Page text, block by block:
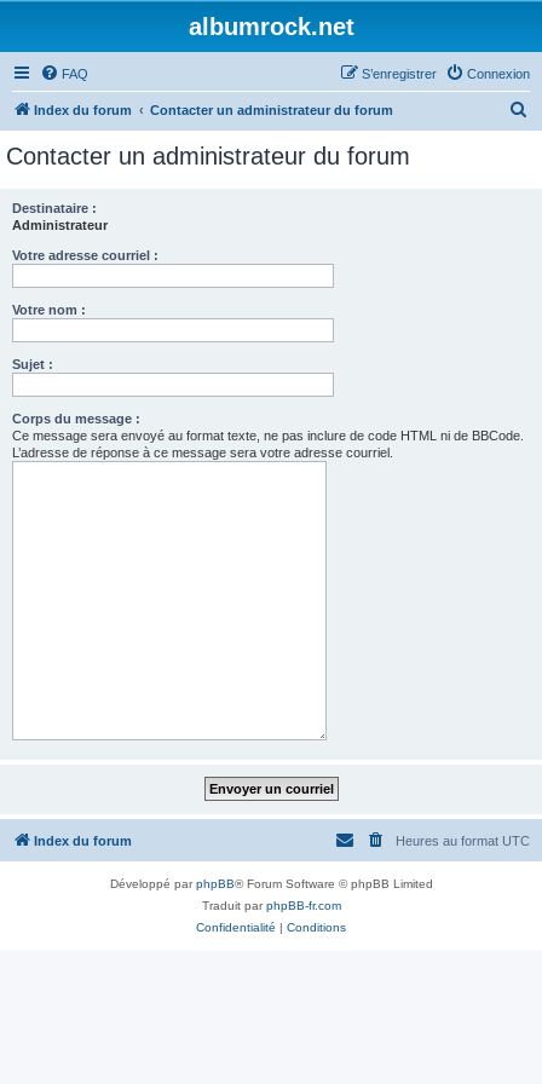
albumrock.net
FAQ Connexion
S’enregistrer
Index du forum Contacter un administrateur du forum
Contacter un administrateur du forum
Destinataire :
Administrateur
Votre adresse courriel :
Votre nom :
Sujet :
Corps du message :
Ce message sera envoyé au format texte, ne pas inclure de code HTML ni de BBCode.
L’adresse de réponse à ce message sera votre adresse courriel.
Index du forum Heures au format UTC
Développé parphpBB® Forum Software © phpBB Limited
Traduit parphpBB-fr.com
Confidentialité | Conditions